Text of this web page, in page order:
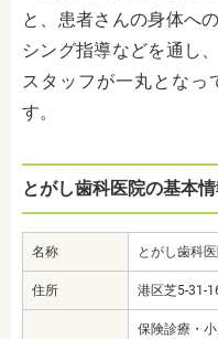
と、患者さんの身体へ
シング指導などを通し
スタッフが一丸となっ
す。
とがし歯科医院の基本
名称 とがし歯科
住所 港区芝5-31-
保険診療・